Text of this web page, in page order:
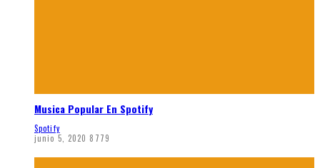
Musica Popular En Spotify
Spotify
junio 5, 2020 8779